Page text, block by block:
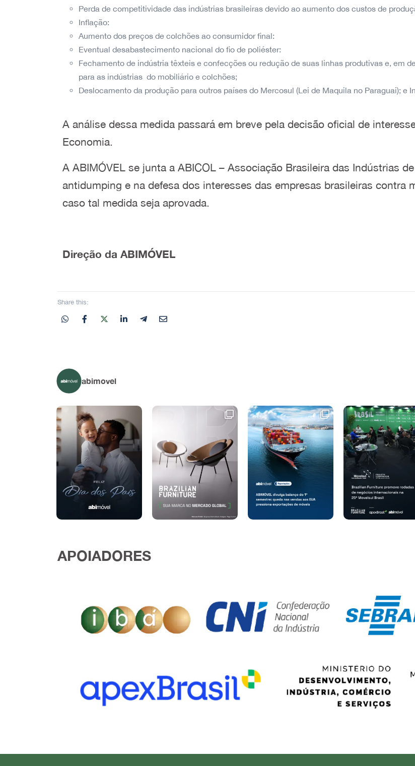
Perda de competitividade das indústrias brasileiras devido ao aumento dos custos de
Inflação:
Aumento dos preços de colchões ao consumidor final:
Eventual desabastecimento nacional do fio de poliéster:
Fechamento de indústria têxteis e confecções ou redução de suas linhas produtivas e, em
para as indústrias do mobiliário e colchões;
Deslocamento da produção para outros países do Mercosul (Lei de Maquila no Paraguai); e
A análise dessa medida passará em breve pela decisão oficial de
Economia.
A ABIMÓVEL se junta a ABICOL – Associação Brasileira das Indústrias
antidumping e na defesa dos interesses das empresas brasileiras contra
caso tal medida seja aprovada.
Direção da ABIMÓVEL
Share this:
abimovel
APOIADORES